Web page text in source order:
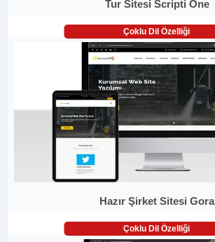
Tur Sitesi Scripti One
Çoklu Dil Özelliği
Hazır Şirket Sitesi Gora
Çoklu Dil Özelliği